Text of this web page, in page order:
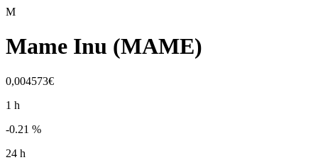
M
Mame Inu (MAME)
0,004573€
1 h
-0.21 %
24 h